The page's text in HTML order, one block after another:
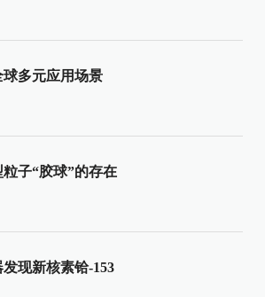
多元应用场景
子“胶球”的存在
现新核素铪-153